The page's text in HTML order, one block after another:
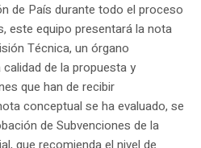
de País durante todo el proceso
este equipo presentará la nota
Técnica, un órgano
de la propuesta y
que han de recibir
conceptual se ha evaluado, se
de Subvenciones de la